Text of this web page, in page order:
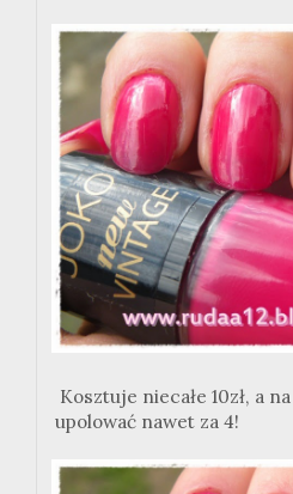
Kosztuje niecałe 10zł, a
upolować nawet za 4!